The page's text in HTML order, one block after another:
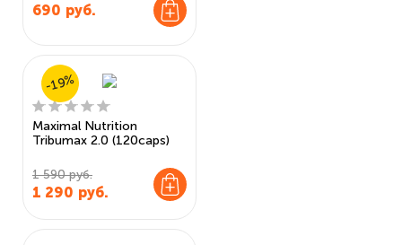
690 руб.
Maximal Nutrition
Tribumax 2.0 (120caps)
1 590 руб.
1 290 руб.
-19%